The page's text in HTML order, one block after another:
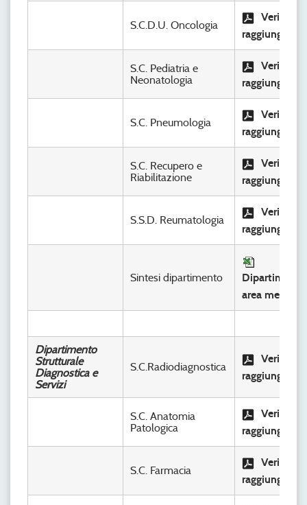
S.C.D.U. Oncologia
Verifica
S.C. Pediatria e
Neonatologia
Verifica
S.C. Pneumologia
Verifica
S.C. Recupero e
Riabilitazione
Verifica
S.S.D. Reumatologia
Verifica
Sintesi dipartimento
Dipartimento
area medica
Dipartimento
Strutturale
Diagnostica e
Servizi
S.C.Radiodiagnostica
Verifica
S.C. Anatomia
Patologica
Verifica
S.C. Farmacia
Verifica